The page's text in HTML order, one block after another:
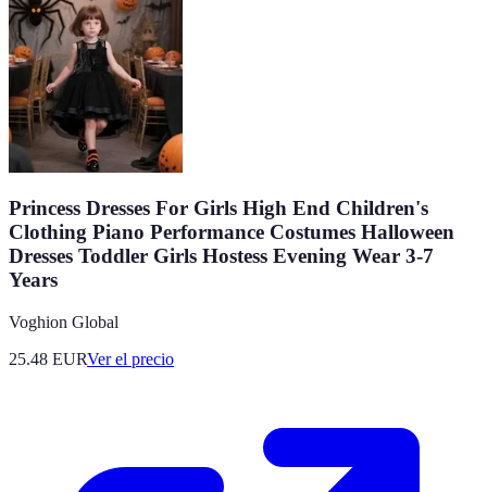
Princess Dresses For Girls High End Children's
Clothing Piano Performance Costumes Halloween
Dresses Toddler Girls Hostess Evening Wear 3-7
Years
Voghion Global
25.48 EURVer el precio